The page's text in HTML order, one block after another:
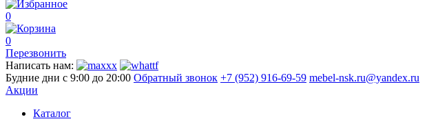
0
0
Перезвонить
Написать нам:
Будние дни с 9:00 до 20:00 Обратный звонок +7 (952) 916-69-59 mebel-nsk.ru@yandex.ru
Акции
Каталог